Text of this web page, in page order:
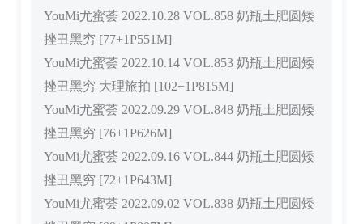
YouMi尤蜜荟 2022.10.28 VOL.858 奶瓶土肥圆矮
挫丑黑穷 [77+1P551M]
YouMi尤蜜荟 2022.10.14 VOL.853 奶瓶土肥圆矮
挫丑黑穷 大理旅拍 [102+1P815M]
YouMi尤蜜荟 2022.09.29 VOL.848 奶瓶土肥圆矮
挫丑黑穷 [76+1P626M]
YouMi尤蜜荟 2022.09.16 VOL.844 奶瓶土肥圆矮
挫丑黑穷 [72+1P643M]
YouMi尤蜜荟 2022.09.02 VOL.838 奶瓶土肥圆矮